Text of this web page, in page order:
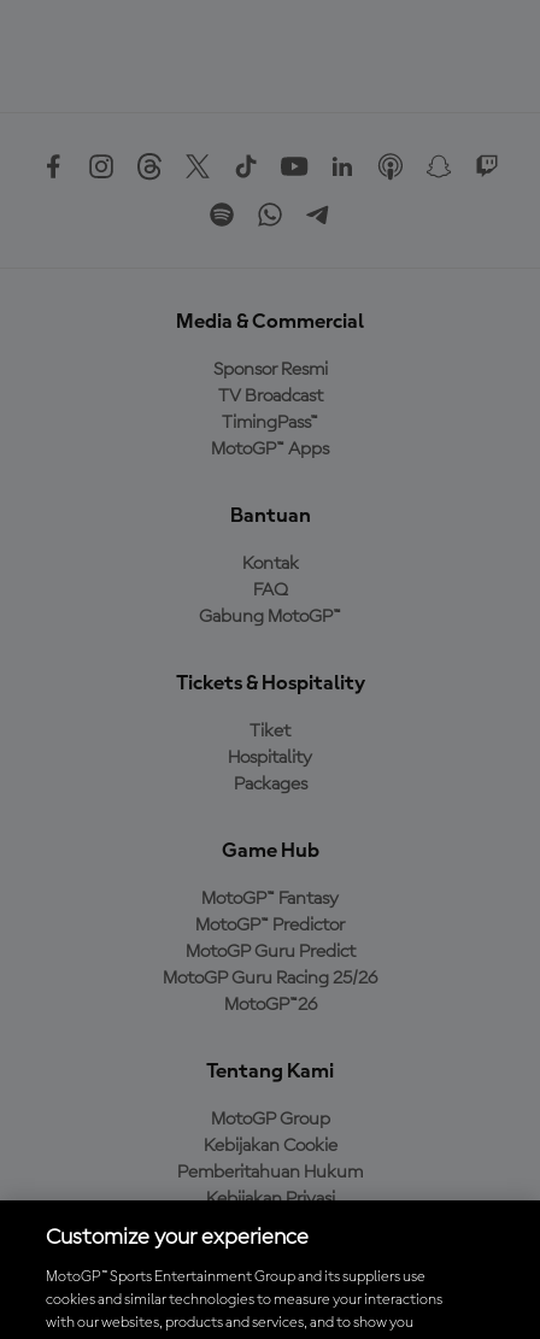
Media & Commercial
Sponsor Resmi
TV Broadcast
TimingPass™
MotoGP™ Apps
Bantuan
Kontak
FAQ
Gabung MotoGP™
Tickets & Hospitality
Tiket
Hospitality
Packages
Game Hub
MotoGP™ Fantasy
MotoGP™ Predictor
MotoGP Guru Predict
MotoGP Guru Racing 25/26
MotoGP™26
Tentang Kami
MotoGP Group
Kebijakan Cookie
Pemberitahuan Hukum
Kebijakan Privasi
Kebijakan Pembelian
Unduh Aplikasi Resmi MotoGP™
Customize your experience
MotoGP™ Sports Entertainment Group and its suppliers use
cookies and similar technologies to measure your interactions
with our websites, products and services, and to show you